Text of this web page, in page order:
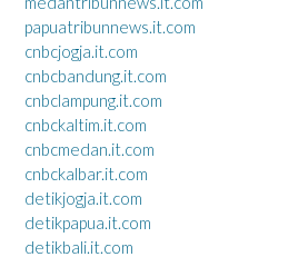
papuatribunnews.it.com
cnbcjogja.it.com
cnbcbandung.it.com
cnbclampung.it.com
cnbckaltim.it.com
cnbcmedan.it.com
cnbckalbar.it.com
detikjogja.it.com
detikpapua.it.com
detikbali.it.com